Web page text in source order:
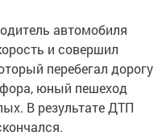
автомобиля
и совершил
перебегал дорогу
юный пешеход
В результате ДТП